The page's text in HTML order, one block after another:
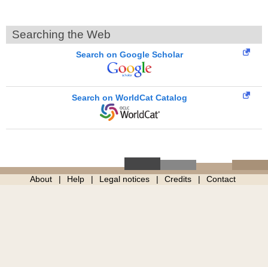
Searching the Web
Search on Google Scholar
Search on WorldCat Catalog
About Help Legal notices Credits Contact